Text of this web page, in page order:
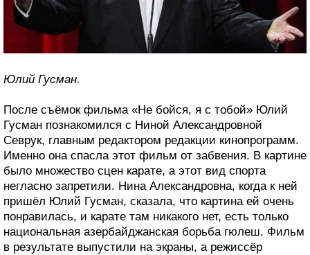
Юлий Гусман.
После съёмок фильма «Не бойся, я с тобой» Юлий
Гусман познакомился с Ниной Александровной
Севрук, главным редактором редакции кинопрограмм.
Именно она спасла этот фильм от забвения. В картине
было множество сцен карате, а этот вид спорта
негласно запретили. Нина Александровна, когда к ней
пришёл Юлий Гусман, сказала, что картина ей очень
понравилась, и карате там никакого нет, есть только
национальная азербайджанская борьба гюлеш. Фильм
в результате выпустили на экраны, а режиссёр